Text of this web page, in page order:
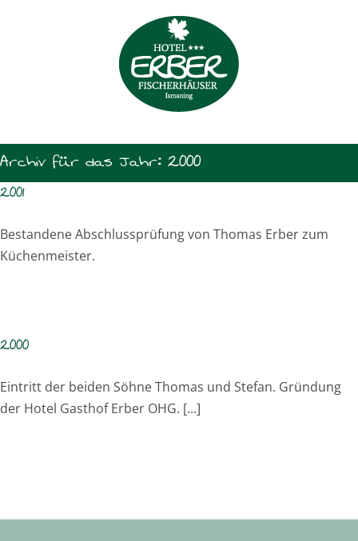
Archiv für das Jahr: 2000
2001
Bestandene Abschlussprüfung von Thomas Erber zum
Küchenmeister.
2000
Eintritt der beiden Söhne Thomas und Stefan. Gründung
der Hotel Gasthof Erber OHG. [...]